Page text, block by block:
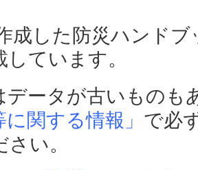
成した防災ハンド
ています。
データが古いものも
関する情報」 で必
い。